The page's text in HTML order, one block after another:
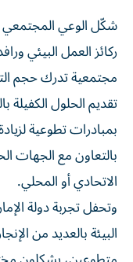
شكّل الوعي المجتمعي
ركائز العمل البيئي
مجتمعية تدرك حجم
تقديم الحلول الكفيلة
بمبادرات تطوعية
بالتعاون مع الجهات
الاتحادي أو المحلي.
وتحفل تجربة دولة
البيئة بالعديد من